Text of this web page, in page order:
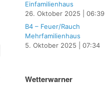
Einfamilienhaus
26. Oktober 2025 |06:39
B4 – Feuer/Rauch
Mehrfamilienhaus
5. Oktober 2025 |07:34
Wetterwarner